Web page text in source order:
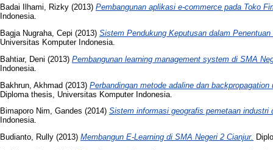
Badai Ilhami, Rizky (2013) Pembangunan aplikasi e-commerce pada Toko
Indonesia.
Bagja Nugraha, Cepi (2013) Sistem Pendukung Keputusan dalam
Universitas Komputer Indonesia.
Bahtiar, Deni (2013) Pembangunan learning management system di SMA
Indonesia.
Bakhrun, Akhmad (2013) Perbandingan metode adaline dan
Diploma thesis, Universitas Komputer Indonesia.
Bimaporo Nim, Gandes (2014) Sistem informasi geografis pemetaan industri
Indonesia.
Budianto, Rully (2013) Membangun E-Learning di SMA Negeri 2 Cianjur.